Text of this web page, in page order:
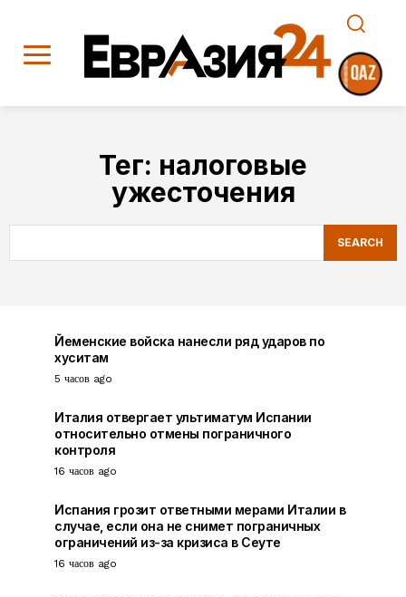
Тег: налоговые
ужесточения
SEARCH
Йеменские войска нанесли ряд ударов по
хуситам
5 часов ago
Италия отвергает ультиматум Испании
относительно отмены пограничного
контроля
16 часов ago
Испания грозит ответными мерами Италии в
случае, если она не снимет пограничных
ограничений из-за кризиса в Сеуте
16 часов ago